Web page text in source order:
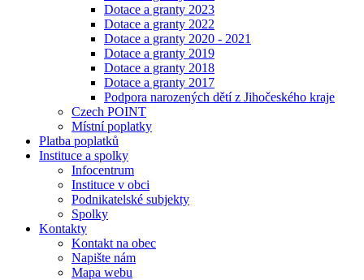
Dotace a granty 2023
Dotace a granty 2022
Dotace a granty 2020 - 2021
Dotace a granty 2019
Dotace a granty 2018
Dotace a granty 2017
Podpora narozených dětí z Jihočeského kraje
Czech POINT
Místní poplatky
Platba poplatků
Instituce a spolky
Infocentrum
Instituce v obci
Podnikatelské subjekty
Spolky
Kontakty
Kontakt na obec
Napište nám
Mapa webu